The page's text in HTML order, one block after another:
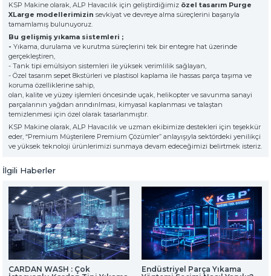
» Özel Tasarım Endüstriyel Parça Yıkama Makineleri
» Solventli Endüstriyel Parça Yıkama Makineleri
» Endüstriyel Kumlama Makineleri
» Diğer Makine ve Ekipmanlar
KSP Machine'a ait olup izinsiz kullanımı hukuki yaptırıma tabidir.
The quality is our
Sine qua non
principle
TOOL DIVISIONKSP MACHINE
» Hakkımızda
» Yüksek Kalite
» Hassas Temizlik
» Çözüm Ortağı
» Değerlerimiz
» Kurumsal
» Çözümler
» Medya Merkezi
» 3D Design
» Üretim
» Kariyer
» İletişim
özel müşteriler için, nitelikli çözümler
KSP Makine olarak, ALP Havacılık için geliştirdiğimiz özel tasarım Purge
XLarge modellerimizin sevkiyat ve devreye alma süreçlerini başarıyla
tamamlamış bulunuyoruz.
Bu gelişmiş yıkama sistemleri ;
-Yıkama, durulama ve kurutma süreçlerini tek bir entegre hat üzerinde
gerçekleştiren,
- Tank tipi emülsiyon sistemleri ile yüksek verimlilik sağlayan,
- Özel tasarım sepet 8kstürleri ve plastisol kaplama ile hassas parça taşıma ve
koruma özelliklerine sahip,
olan, kalite ve yüzey işlemleri öncesinde uçak, helikopter ve savunma sanayi
parçalarının yağdan arındırılması, kimyasal kaplanması ve talaştan
temizlenmesi için özel olarak tasarlanmıştır.
KSP Makine olarak, ALP Havacılık ve uzman ekibimize destekleri için teşekkür
eder, “Premium Müşterilere Premium Çözümler” anlayışıyla sektördeki yenilikçi
ve yüksek teknoloji ürünlerimizi sunmaya devam edeceğimizi belirtmek isteriz.
İlgili Haberler
CARDAN WASH : Çok
Endüstriyel Parça Yıkama